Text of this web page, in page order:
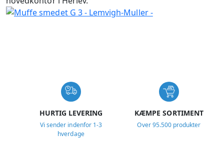
HURTIG LEVERING
Vi sender indenfor 1-3
hverdage
KÆMPE SORTIMENT
Over 95.500 produkter